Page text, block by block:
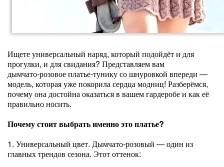
Ищете универсальный наряд, который подойдёт и для
прогулки, и для свидания? Представляем вам
дымчато‑розовое платье‑тунику со шнуровкой впереди —
модель, которая уже покорила сердца модниц! Разберёмся,
почему она достойна оказаться в вашем гардеробе и как её
правильно носить.
Почему стоит выбрать именно это платье?
1. Универсальный цвет. Дымчато‑розовый — один из
главных трендов сезона. Этот оттенок: